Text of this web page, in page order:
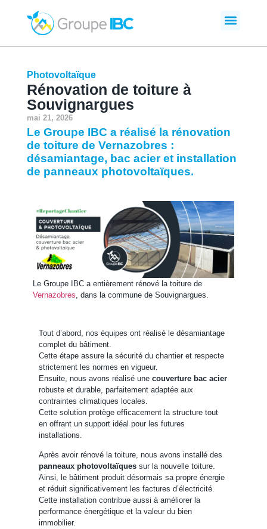
Photovoltaïque
Rénovation de toiture à
Souvignargues
mai 21, 2026
Le Groupe IBC a réalisé la rénovation
de toiture de Vernazobres :
désamiantage, bac acier et installation
de panneaux photovoltaïques.
Le Groupe IBC a entièrement rénové la toiture de
Vernazobres, dans la commune de Souvignargues.
Tout d’abord, nos équipes ont réalisé le désamiantage
complet du bâtiment.
Cette étape assure la sécurité du chantier et respecte
strictement les normes en vigueur.
Ensuite, nous avons réalisé une couverture bac acier
robuste et durable, parfaitement adaptée aux
contraintes climatiques locales.
Cette solution protège efficacement la structure tout
en offrant un support idéal pour les futures
installations.
Après avoir rénové la toiture, nous avons installé des
panneaux photovoltaïquessur la nouvelle toiture.
Ainsi, le bâtiment produit désormais sa propre énergie
et réduit significativement les factures d’électricité.
Cette installation contribue aussi à améliorer la
performance énergétique et la valeur du bien
immobilier.